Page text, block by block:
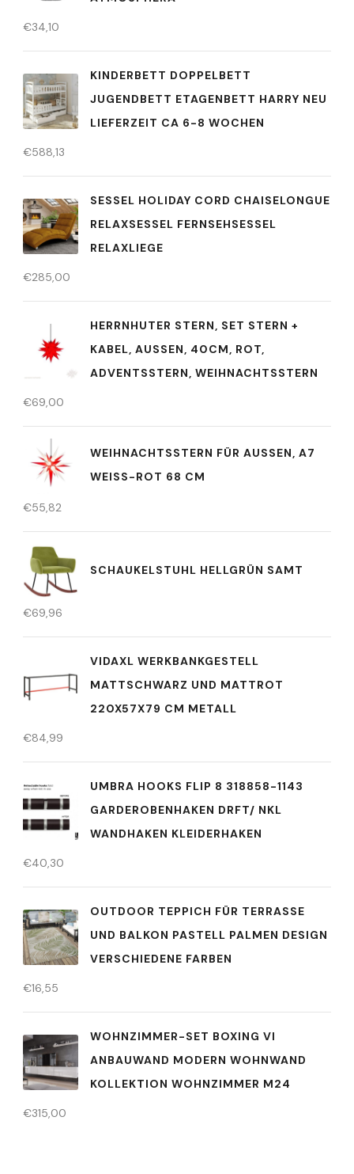
€34,10
KINDERBETT DOPPELBETT
JUGENDBETT ETAGENBETT HARRY NEU
LIEFERZEIT CA 6-8 WOCHEN
€588,13
SESSEL HOLIDAY CORD CHAISELONGUE
RELAXSESSEL FERNSEHSESSEL
RELAXLIEGE
€285,00
HERRNHUTER STERN, SET STERN +
KABEL, AUSSEN, 40CM, ROT, A
DVENTSSTERN, WEIHNACHTSSTERN
€69,00
WEIHNACHTSSTERN FÜR AUSSEN, A7 W
EISS-ROT 68 CM
€55,82
SCHAUKELSTUHL HELLGRÜN SAMT
€69,96
VIDAXL WERKBANKGESTELL
MATTSCHWARZ UND MATTROT
220X57X79 CM METALL
€84,99
UMBRA HOOKS FLIP 8 318858-1143
GARDEROBENHAKEN DRFT/ NKL
WANDHAKEN KLEIDERHAKEN
€40,30
OUTDOOR TEPPICH FÜR TERRASSE
UND BALKON PASTELL PALMEN DESIGN
VERSCHIEDENE FARBEN
€16,55
WOHNZIMMER-SET BOXING VI
ANBAUWAND MODERN WOHNWAND
KOLLEKTION WOHNZIMMER M24
€315,00